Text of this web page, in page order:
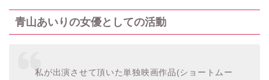
青山あいりの女優としての活動
私が出演させて頂いた単独映画作品(ショートムー